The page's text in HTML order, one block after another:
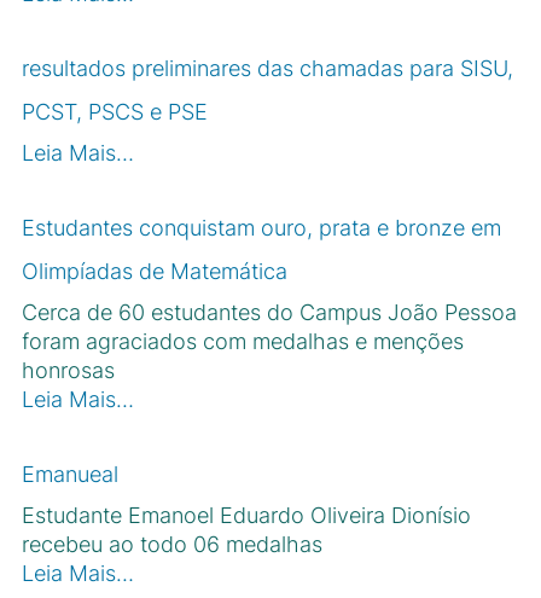
resultados preliminares das chamadas para SISU,
PCST, PSCS e PSE
Leia Mais…
Estudantes conquistam ouro, prata e bronze em
Olimpíadas de Matemática
Cerca de 60 estudantes do Campus João Pessoa
foram agraciados com medalhas e menções
honrosas
Leia Mais…
Emanueal
Estudante Emanoel Eduardo Oliveira Dionísio
recebeu ao todo 06 medalhas
Leia Mais…